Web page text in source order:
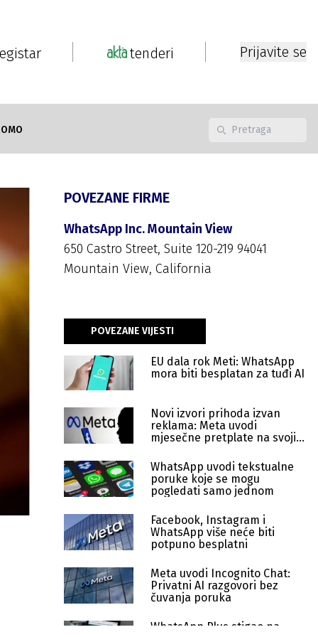
tenderi Prijavite se
POVEZANE FIRME
WhatsApp Inc. Mountain View
650 Castro Street, Suite 120-219 94041
Mountain View, California
POVEZANE VIJESTI
EU dala rok Meti: WhatsApp
mora biti besplatan za tuđi AI
Novi izvori prihoda izvan
reklama: Meta uvodi
mjesečne pretplate na svojim
WhatsApp uvodi tekstualne
poruke koje se mogu
pogledati samo jednom
Facebook, Instagram i
WhatsApp više neće biti
potpuno besplatni
Meta uvodi Incognito Chat:
Privatni AI razgovori bez
čuvanja poruka
WhatsApp Plus stigao na